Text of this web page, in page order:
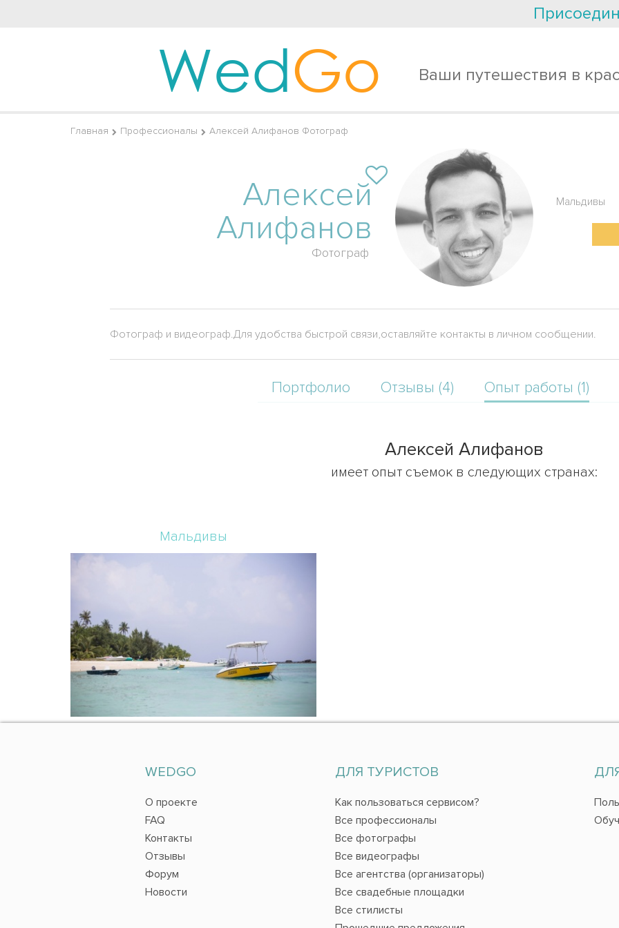
WedGo Ваши путешествия в
Главная Профессионалы Алексей Алифанов Фотограф
Алексей
Алифанов
Фотограф
Мальдивы
Фотограф и видеограф.Для удобства быстрой связи,оставляйте контакты в личном сообщении.
Портфолио Отзывы (4) Опыт работы (1)
Алексей Алифанов
имеет опыт съемок в следующих странах:
Мальдивы
WEDGO
О проекте
FAQ
Контакты
Отзывы
Форум
Новости
ДЛЯ ТУРИСТОВ
Как пользоваться сервисом?
Все профессионалы
Все фотографы
Все видеографы
Все агентства (организаторы)
Все свадебные площадки
Все стилисты